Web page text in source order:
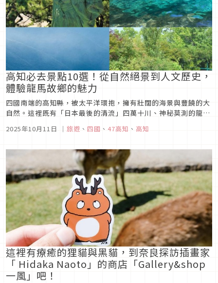
高知必去景點10選！從自然絕景到人文歷史，
體驗龍馬故鄉的魅力
四國南端的高知縣，被太平洋環抱，擁有壯闊的海景與豐饒的大
自然。這裡既有「日本最後的清流」四萬十川、神秘莫測的龍河
之美。同時，高知還是坂本龍馬的故鄉，城郭遺跡與銅像帶人重
你走入印象派畫境，而...
2025年10月11日 ｜ 旅遊 、 四國 、 47高知 、 高知
這裡有療癒的狸貓與黑貓，到奈良探訪插畫家
「 Hidaka Naoto」的商店「Gallery&shop
一風」吧！